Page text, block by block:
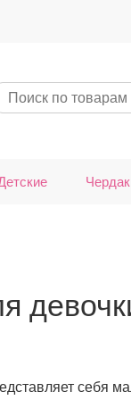
себя